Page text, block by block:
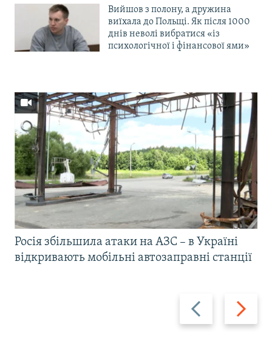
Вийшов з полону, а дружина
виїхала до Польщі. Як після 1000
днів неволі вибратися «із
психологічної і фінансової ями»
Назад Вперед
Росія збільшила атаки на АЗС – в Україні
відкривають мобільні автозаправні станції